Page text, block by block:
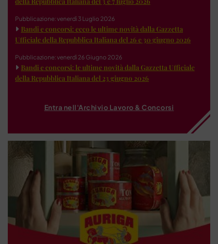
Pubblicazione: venerdì 3 Luglio 2026
Bandi e concorsi: ecco le ultime novità dalla Gazzetta
Ufficiale della Repubblica Italiana del 26 e 30 giugno 2026
Pubblicazione: venerdì 26 Giugno 2026
Bandi e concorsi: le ultime novità dalla Gazzetta Ufficiale
della Repubblica Italiana del 23 giugno 2026
Entra nell'Archivio Lavoro & Concorsi